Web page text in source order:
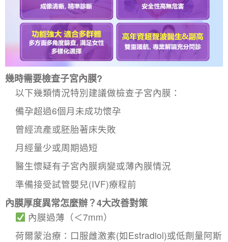
幾時需要檢查子宮內膜?
以下幾類情況特別建議做檢查子宮內膜 ：
備孕超過6個月未成功懷孕
曾經流產或胚胎著床失敗
月經量少或周期過短
醫生懷疑有子宮內膜病變或薄內膜情況
準備接受試管嬰兒(IVF)療程前
內膜厚度異常怎麼辦？4大改善對策
​內膜過薄（＜7mm）​
​荷爾蒙治療：口服雌激素(如Estradiol)或低劑量阿斯